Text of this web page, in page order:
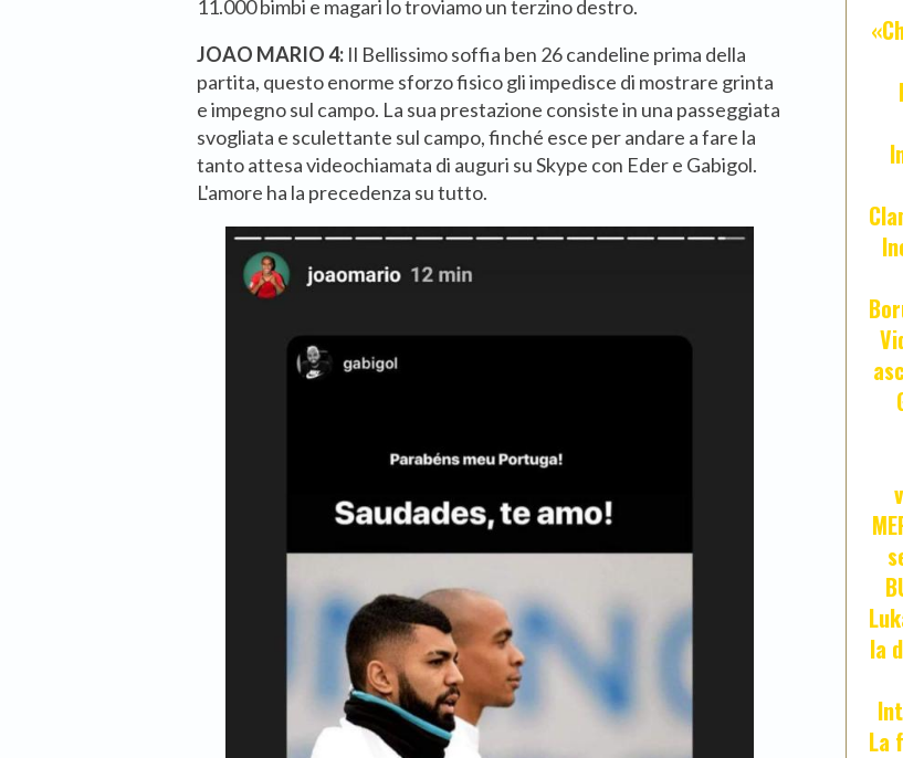
11.000 bimbi e magari lo troviamo un terzino destro.
JOAO MARIO 4: Il Bellissimo soffia ben 26 candeline prima della
partita, questo enorme sforzo fisico gli impedisce di mostrare grinta
e impegno sul campo. La sua prestazione consiste in una passeggiata
svogliata e sculettante sul campo, finché esce per andare a fare la
tanto attesa videochiamata di auguri su Skype con Eder e Gabigol.
L'amore ha la precedenza su tutto.
la
La